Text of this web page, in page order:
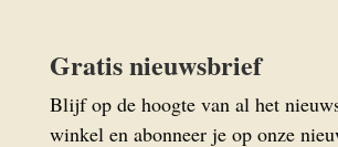
Gratis nieuwsbrief
Blijf op de hoogte van al het
winkel en abonneer je op onze